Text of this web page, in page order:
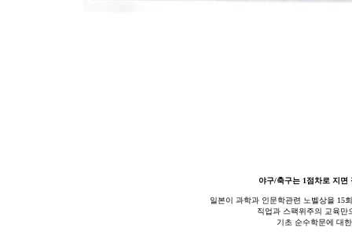
야구/축구는 1점차로 지면
일본이 과학과 인문학관련 노벨상을 15
직업과 스팩위주의 교육만
기초 순수학문에 대